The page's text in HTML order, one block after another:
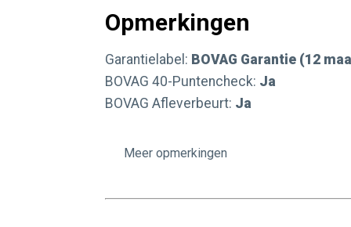
Opmerkingen
Garantielabel: BOVAG Garantie (12
BOVAG 40-Puntencheck: Ja
BOVAG Afleverbeurt: Ja
Autobedrijf Valkenburg bestaat al ruim
opmerkingen